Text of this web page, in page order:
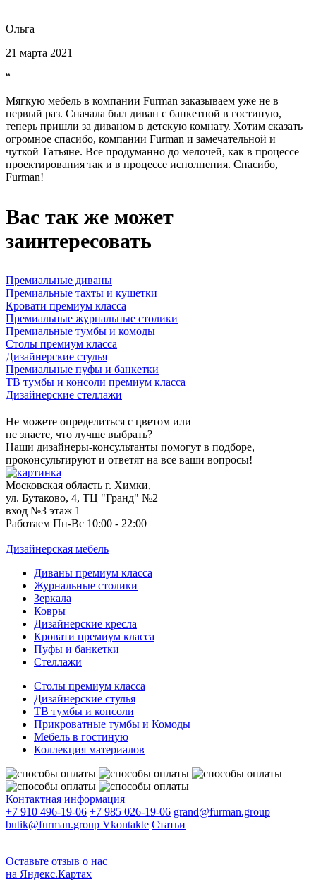
Ольга
21 марта 2021
“
Мягкую мебель в компании Furman заказываем уже не в
первый раз. Сначала был диван с банкетной в гостиную,
теперь пришли за диваном в детскую комнату. Хотим сказать
огромное спасибо, компании Furman и замечательной и
чуткой Татьяне. Все продуманно до мелочей, как в процессе
проектирования так и в процессе исполнения. Спасибо,
Furman!
Вас так же может
заинтересовать
Премиальные диваны
Премиальные тахты и кушетки
Кровати премиум класса
Премиальные журнальные столики
Премиальные тумбы и комоды
Столы премиум класса
Дизайнерские стулья
Премиальные пуфы и банкетки
ТВ тумбы и консоли премиум класса
Дизайнерские стеллажи
Не можете определиться с цветом или
не знаете, что лучше выбрать?
Наши дизайнеры-консультанты помогут в подборе,
проконсультируют и ответят на все ваши вопросы!
Московская область г. Химки,
ул. Бутаково, 4, ТЦ "Гранд" №2
вход №3 этаж 1
Работаем Пн-Вс 10:00 - 22:00
Дизайнерская мебель
Диваны премиум класса
Журнальные столики
Зеркала
Ковры
Дизайнерские кресла
Кровати премиум класса
Пуфы и банкетки
Стеллажи
Столы премиум класса
Дизайнерские стулья
ТВ тумбы и консоли
Прикроватные тумбы и Комоды
Мебель в гостиную
Коллекция материалов
Контактная информация
+7 910 496-19-06 +7 985 026-19-06 grand@furman.group
butik@furman.group Vkontakte Статьи
Оставьте отзыв о нас
на Яндекс.Картах